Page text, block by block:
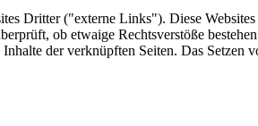
Dritter ("externe Links"). Diese
ob etwaige Rechtsverstöße
der verknüpften Seiten. Das